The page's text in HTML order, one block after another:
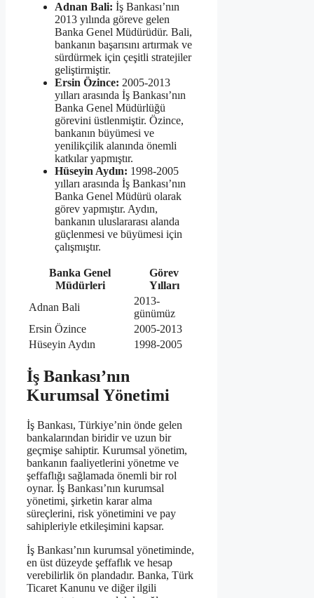
Adnan Bali: İş Bankası’nın
2013 yılında göreve gelen
Banka Genel Müdürüdür. Bali,
bankanın başarısını artırmak ve
sürdürmek için çeşitli stratejiler
geliştirmiştir.
Ersin Özince: 2005-2013
yılları arasında İş Bankası’nın
Banka Genel Müdürlüğü
görevini üstlenmiştir. Özince,
bankanın büyümesi ve
yenilikçilik alanında önemli
katkılar yapmıştır.
Hüseyin Aydın: 1998-2005
yılları arasında İş Bankası’nın
Banka Genel Müdürü olarak
görev yapmıştır. Aydın,
bankanın uluslararası alanda
güçlenmesi ve büyümesi için
çalışmıştır.
Banka Genel
Müdürleri
Görev
Yılları
Adnan Bali
2013-
günümüz
Ersin Özince
2005-2013
Hüseyin Aydın
1998-2005
İş Bankası’nın
Kurumsal Yönetimi
İş Bankası, Türkiye’nin önde gelen
bankalarından biridir ve uzun bir
geçmişe sahiptir. Kurumsal yönetim,
bankanın faaliyetlerini yönetme ve
şeffaflığı sağlamada önemli bir rol
oynar. İş Bankası’nın kurumsal
yönetimi, şirketin karar alma
süreçlerini, risk yönetimini ve pay
sahipleriyle etkileşimini kapsar.
İş Bankası’nın kurumsal yönetiminde,
en üst düzeyde şeffaflık ve hesap
verebilirlik ön plandadır. Banka, Türk
Ticaret Kanunu ve diğer ilgili